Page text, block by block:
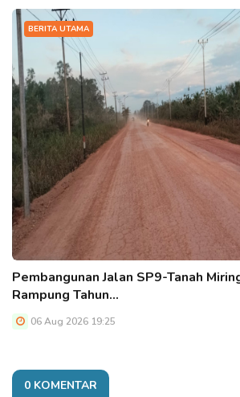
BERITA UTAMA
Pembangunan Jalan SP9-Tanah
Rampung Tahun…
06 Aug 2026 19:25
0 KOMENTAR